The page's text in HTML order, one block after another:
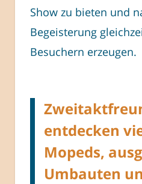
Show zu bieten und
Begeisterung
Besuchern erzeugen.
entdecken
Mopeds,
Umbauten